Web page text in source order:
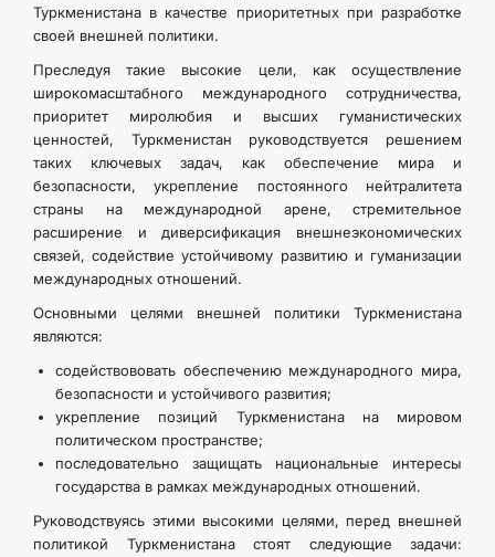
Туркменистана в качестве приоритетных при разработке
своей внешней политики.
Преследуя такие высокие цели, как осуществление
широкомасштабного международного сотрудничества,
приоритет миролюбия и высших гуманистических
ценностей, Туркменистан руководствуется решением
таких ключевых задач, как обеспечение мира и
безопасности, укрепление постоянного нейтралитета
страны на международной арене, стремительное
расширение и диверсификация внешнеэкономических
связей, содействие устойчивому развитию и гуманизации
международных отношений.
Основными целями внешней политики Туркменистана
являются:
содействововать обеспечению международного мира,
безопасности и устойчивого развития;
укрепление позиций Туркменистана на мировом
политическом пространстве;
последовательно защищать национальные интересы
государства в рамках международных отношений.
Руководствуясь этими высокими целями, перед внешней
политикой Туркменистана стоят следующие задачи: